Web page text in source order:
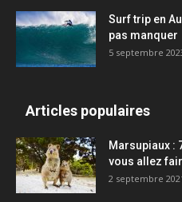
Surf trip en
pas manquer
5 septembre
Articles populaires
Marsupiaux :
vous allez
2 septembre